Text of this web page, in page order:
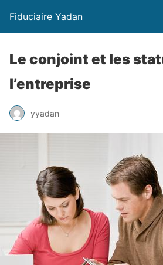
Fiduciaire Yadan
Le conjoint et les
l’entreprise
yyadan